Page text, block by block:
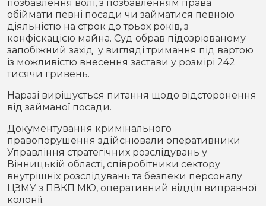
позбавлення волі, з позбавленням права
обіймати певні посади чи займатися певною
діяльністю на строк до трьох років, з
конфіскацією майна. Суд обрав підозрюваному
запобіжний захід у вигляді тримання під вартою
із можливістю внесення застави у розмірі 242
тисячи гривень.
Наразі вирішується питання щодо відсторонення
від займаної посади.
Документування кримінального
правопорушення здійснювали оперативники
Управління стратегічних розслідувань у
Вінницькій області, співробітники сектору
внутрішніх розслідувань та безпеки персоналу
ЦЗМУ з ПВКП МЮ, оперативний відділ виправної
колонії.